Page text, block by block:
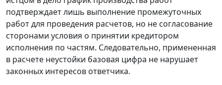
подтверждает лишь выполнение промежуточных
работ для проведения расчетов, но не согласование
сторонами условия о принятии кредитором
исполнения по частям. Следовательно, примененная
в расчете неустойки базовая цифра не нарушает
законных интересов ответчика.